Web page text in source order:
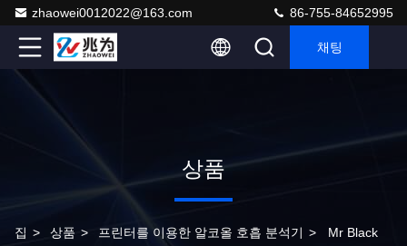
zhaowei0012022@163.com 86-755-84652995
채팅
상품
집 > 상품 > 프린터를 이용한 알코올 호흡 분석기 > Mr Black